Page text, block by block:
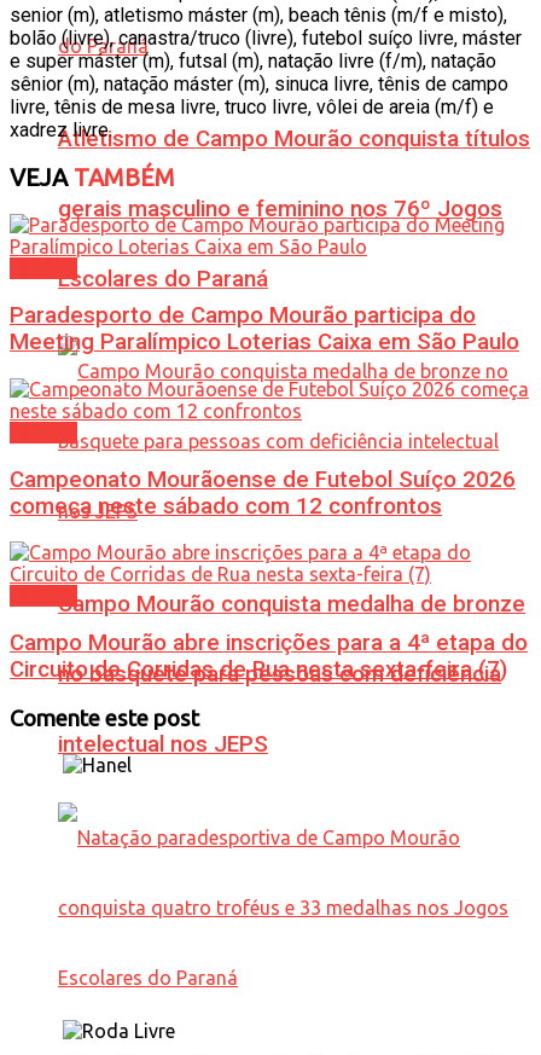
Atletismo de Campo Mourão conquista títulos
gerais masculino e feminino nos 76º Jogos
Escolares do Paraná
Campo Mourão conquista medalha de bronze
no basquete para pessoas com deficiência
intelectual nos JEPS
senior (m), atletismo máster (m), beach tênis (m/f e misto),
bolão (livre), canastra/truco (livre), futebol suíço livre, máster
e super máster (m), futsal (m), natação livre (f/m), natação
sênior (m), natação máster (m), sinuca livre, tênis de campo
livre, tênis de mesa livre, truco livre, vôlei de areia (m/f) e
xadrez livre.
VEJATAMBÉM
Paradesporto de Campo Mourão participa do
Meeting Paralímpico Loterias Caixa em São Paulo
Campeonato Mourãoense de Futebol Suíço 2026
começa neste sábado com 12 confrontos
Campo Mourão abre inscrições para a 4ª etapa do
Circuito de Corridas de Rua nesta sexta-feira (7)
Comente este post